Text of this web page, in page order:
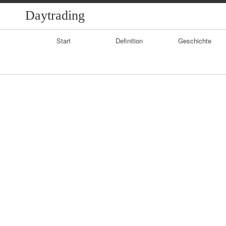
Daytrading
Start Definition Geschichte